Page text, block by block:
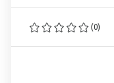
(0)